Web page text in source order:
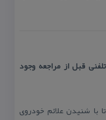
قبل از مراجعه وجود
با شنیدن علائم خودروی